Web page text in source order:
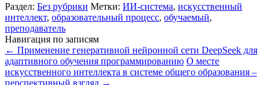
Раздел: Без рубрики Метки: ИИ-система, искусственный
интеллект, образовательный процесс, обучаемый,
преподаватель
Навигация по записям
← Применение генеративной нейронной сети DeepSeek для
адаптивного обучения программированию О месте
искусственного интеллекта в системе общего образования –
перспективный взгляд →